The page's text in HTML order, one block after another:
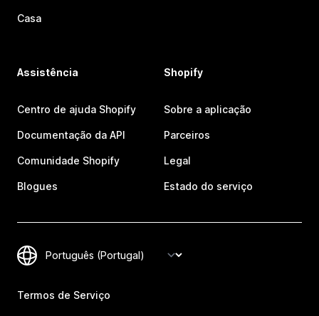
Casa
Assistência
Centro de ajuda Shopify
Documentação da API
Comunidade Shopify
Blogues
Shopify
Sobre a aplicação
Parceiros
Legal
Estado do serviço
Termos de Serviço